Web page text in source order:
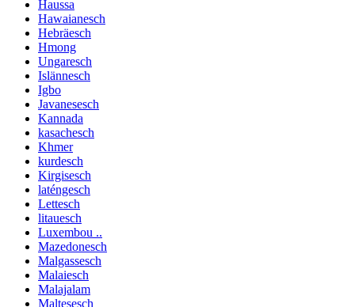
Haussa
Hawaianesch
Hebräesch
Hmong
Ungaresch
Islännesch
Igbo
Javanesesch
Kannada
kasachesch
Khmer
kurdesch
Kirgisesch
laténgesch
Lettesch
litauesch
Luxembou ..
Mazedonesch
Malgassesch
Malaiesch
Malajalam
Maltesesch